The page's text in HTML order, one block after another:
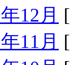
12月
11月